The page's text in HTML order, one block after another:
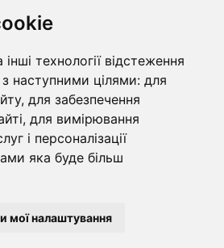
технології відстеження
наступними цілями: для
, для забезпечення
, для вимірювання
і персоналізації
яка буде більш
мої налаштування
проходам
силікону.
Місяця сьогодні